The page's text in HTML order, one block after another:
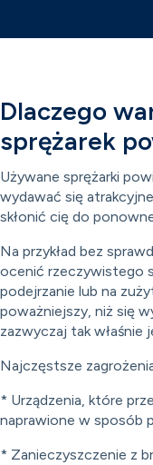
Dlaczego
sprężarek
Używane sprężarki
wydawać się
skłonić cię do
Na przykład bez
ocenić rzeczywistego
podejrzanie lub na
poważniejszy, niż się
zazwyczaj tak właśnie
Najczęstsze
* Urządzenia, które
naprawione w sposób
* Zanieczyszczenie z